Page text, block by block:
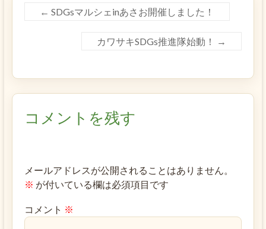
← SDGsマルシェinあさお開催しました！
カワサキSDGs推進隊始動！ →
コメントを残す
メールアドレスが公開されることはありません。
※ が付いている欄は必須項目です
コメント ※